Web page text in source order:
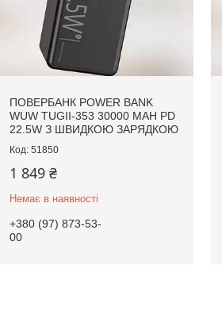
ПОВЕРБАНК POWER BANK
WUW TUGII-353 30000 MAH PD
22.5W З ШВИДКОЮ ЗАРЯДКОЮ
51850
1 849 ₴
Немає в наявності
+380 (97) 873-53-
00